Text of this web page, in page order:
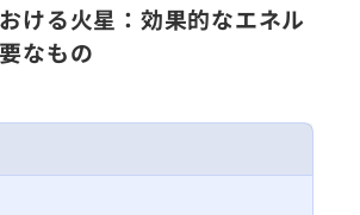
ける火星：効果的なエネル
なもの